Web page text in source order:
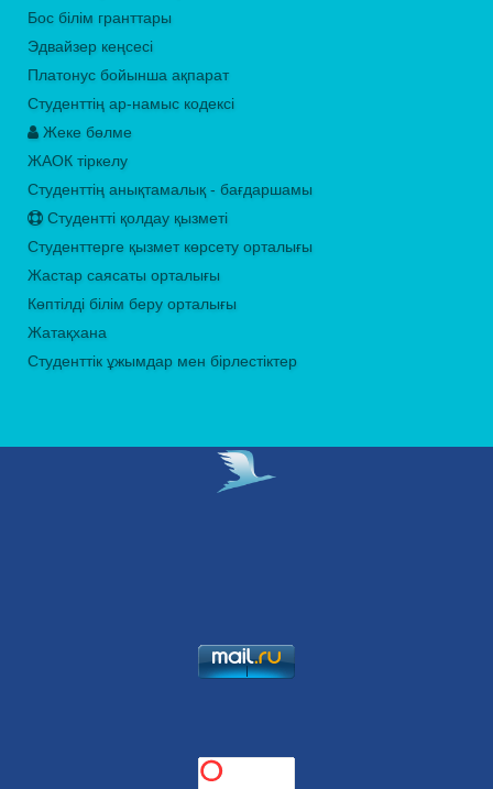
Бос білім гранттары
Эдвайзер кеңсесі
Платонус бойынша ақпарат
Студенттің ар-намыс кодексі
Жеке бөлме
ЖАОК тіркелу
Студенттің анықтамалық - бағдаршамы
Студентті қолдау қызметі
Студенттерге қызмет көрсету орталығы
Жастар саясаты орталығы
Көптілді білім беру орталығы
Жатақхана
Студенттік ұжымдар мен бірлестіктер